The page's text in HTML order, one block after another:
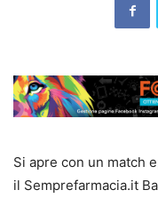
Si apre con un match
il Semprefarmacia.it